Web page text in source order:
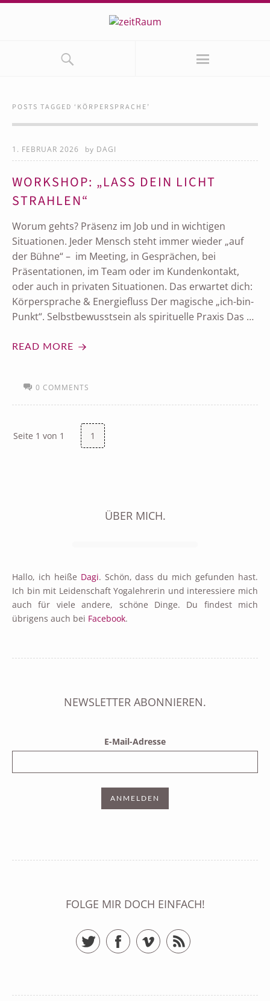
POSTS TAGGED ‘ KÖRPERSPRACHE’
1. FEBRUAR 2026 by DAGI
WORKSHOP: „LASS DEIN LICHT
STRAHLEN“
Worum gehts? Präsenz im Job und in wichtigen
Situationen. Jeder Mensch steht immer wieder „auf
der Bühne“ – im Meeting, in Gesprächen, bei
Präsentationen, im Team oder im Kundenkontakt,
oder auch in privaten Situationen. Das erwartet dich:
Körpersprache & Energiefluss Der magische „ich-bin-
Punkt“. Selbstbewusstsein als spirituelle Praxis Das …
READ MORE
0 COMMENTS
Seite 1 von 1 1
ÜBER MICH.
Hallo, ich heiße Dagi. Schön, dass du mich gefunden hast.
Ich bin mit Leidenschaft Yogalehrerin und interessiere mich
auch für viele andere, schöne Dinge. Du findest mich
übrigens auch bei Facebook.
NEWSLETTER ABONNIEREN.
E-Mail-Adresse
FOLGE MIR DOCH EINFACH!
TwitterFacebookVimeo RSS Feed